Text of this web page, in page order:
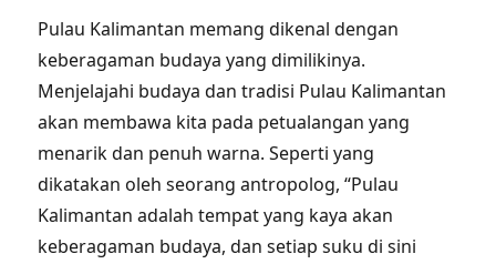
Pulau Kalimantan memang dikenal dengan
keberagaman budaya yang dimilikinya.
Menjelajahi budaya dan tradisi Pulau Kalimantan
akan membawa kita pada petualangan yang
menarik dan penuh warna. Seperti yang
dikatakan oleh seorang antropolog, “Pulau
Kalimantan adalah tempat yang kaya akan
keberagaman budaya, dan setiap suku di sini